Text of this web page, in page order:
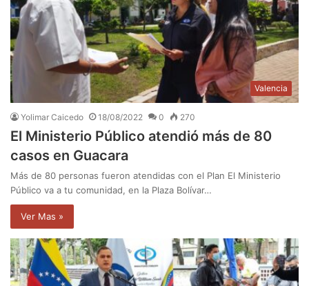
Valencia
Yolimar Caicedo 18/08/2022 0 270
El Ministerio Público atendió más de 80
casos en Guacara
Más de 80 personas fueron atendidas con el Plan El Ministerio
Público va a tu comunidad, en la Plaza Bolívar…
Ver Mas »